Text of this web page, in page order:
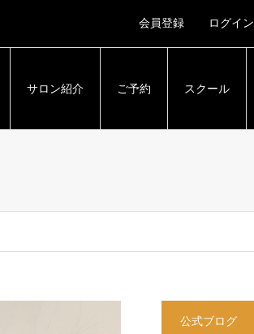
会員登録 ログイン
サロン紹介 ご予約 スクール
公式ブログ